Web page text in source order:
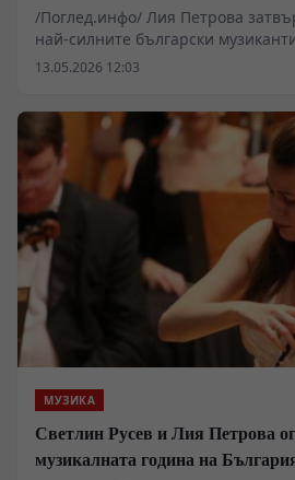
/Поглед.инфо/ Лия Петрова
най-силните български
„Музикант на годината“ 2025. Зад
принадлежала на Стойка
13.05.2026 12:03
МУЗИКА
Светлин Русев и Лия Петрова
музикалната година на